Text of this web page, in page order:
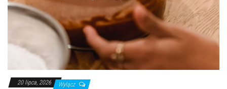
20 lipca, 2026 Wyłącz